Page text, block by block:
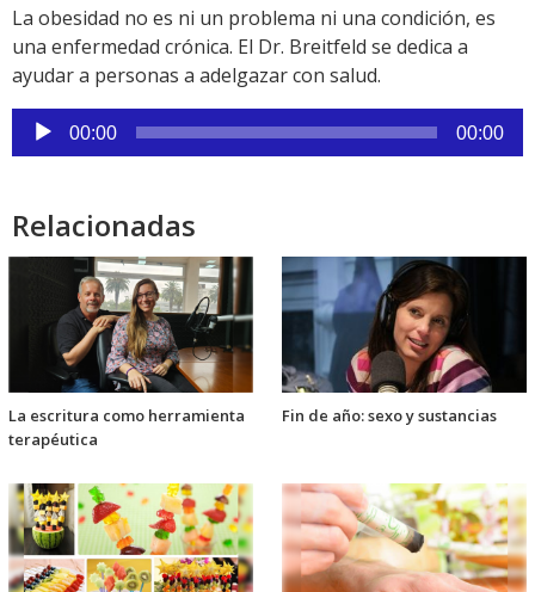
Link
La obesidad no es ni un problema ni una condición, es
una enfermedad crónica. El Dr. Breitfeld se dedica a
ayudar a personas a adelgazar con salud.
Reproductor
de
00:00 00:00
Relacionadas
La escritura como herramienta
terapéutica
Fin de año: sexo y sustancias